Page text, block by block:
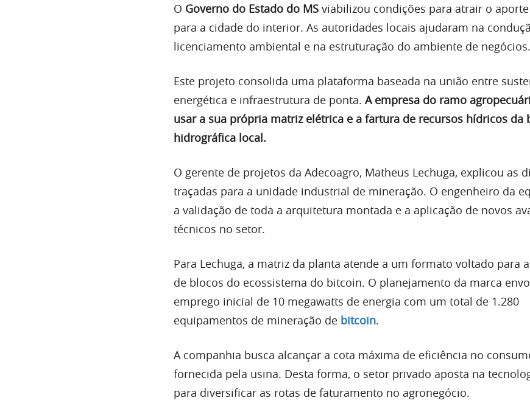
O Governo do Estado do MS viabilizou condições para atrair o
para a cidade do interior. As autoridades locais ajudaram na
licenciamento ambiental e na estruturação do ambiente de negócios.
Este projeto consolida uma plataforma baseada na união entre
energética e infraestrutura de ponta. A empresa do ramo
usar a sua própria matriz elétrica e a fartura de recursos hídricos da
hidrográfica local.
O gerente de projetos da Adecoagro, Matheus Lechuga, explicou as
traçadas para a unidade industrial de mineração. O engenheiro da
a validação de toda a arquitetura montada e a aplicação de novos
técnicos no setor.
Para Lechuga, a matriz da planta atende a um formato voltado para
de blocos do ecossistema do bitcoin. O planejamento da marca
emprego inicial de 10 megawatts de energia com um total de 1.280
equipamentos de mineração de bitcoin.
A companhia busca alcançar a cota máxima de eficiência no
fornecida pela usina. Desta forma, o setor privado aposta na
para diversificar as rotas de faturamento no agronegócio.